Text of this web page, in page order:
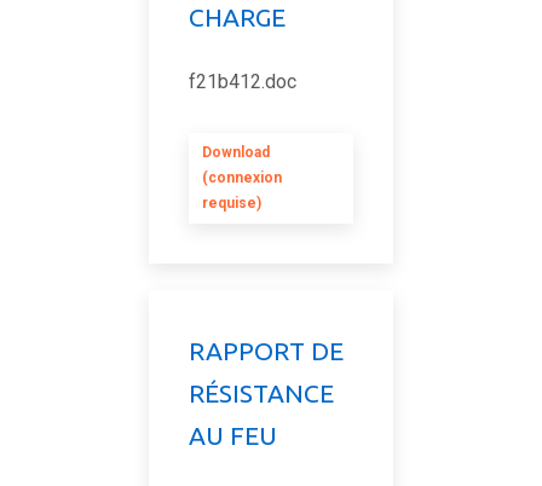
CHARGE
f21b412.doc
Download
(connexion
requise)
RAPPORT DE
RÉSISTANCE
AU FEU